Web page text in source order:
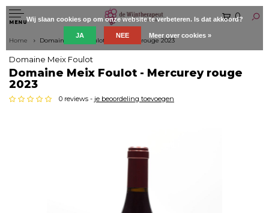
MENU
0
Home Domaine Meix Foulot - Mercurey rouge 2023
Domaine Meix Foulot
Domaine Meix Foulot - Mercurey rouge
2023
0 reviews - je beoordeling toevoegen
Wij slaan cookies op om onze website te verbeteren. Is dat akkoord?
JA NEE Meer over cookies »